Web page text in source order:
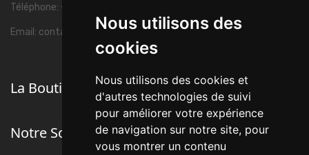
Nous utilisons des
cookies
Nous utilisons des cookies et
d'autres technologies de suivi
pour améliorer votre expérience
de navigation sur notre site, pour
vous montrer un contenu
Téléphone: +33 1 45 63 38 85
Email: contact@luxury-watches.fr
La Boutique
Notre Société